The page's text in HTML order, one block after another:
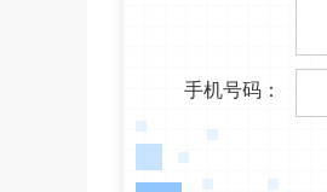
手机号码：